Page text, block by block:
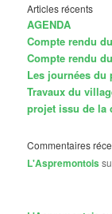
Articles récents
AGENDA
Compte rendu
Compte rendu
Les journées du
Travaux du
projet issu de la
Commentaires
L'Aspremontois